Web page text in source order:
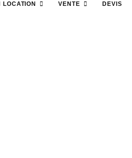
LOCATION VENTE DEVIS